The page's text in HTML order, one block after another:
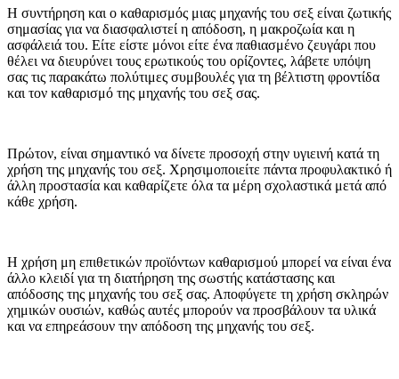
Η συντήρηση και ο καθαρισμός μιας μηχανής του σεξ είναι ζωτικής
σημασίας για να διασφαλιστεί η απόδοση, η μακροζωία και η
ασφάλειά του. Είτε είστε μόνοι είτε ένα παθιασμένο ζευγάρι που
θέλει να διευρύνει τους ερωτικούς του ορίζοντες, λάβετε υπόψη
σας τις παρακάτω πολύτιμες συμβουλές για τη βέλτιστη φροντίδα
και τον καθαρισμό της μηχανής του σεξ σας.
Πρώτον, είναι σημαντικό να δίνετε προσοχή στην υγιεινή κατά τη
χρήση της μηχανής του σεξ. Χρησιμοποιείτε πάντα προφυλακτικό ή
άλλη προστασία και καθαρίζετε όλα τα μέρη σχολαστικά μετά από
κάθε χρήση.
Η χρήση μη επιθετικών προϊόντων καθαρισμού μπορεί να είναι ένα
άλλο κλειδί για τη διατήρηση της σωστής κατάστασης και
απόδοσης της μηχανής του σεξ σας. Αποφύγετε τη χρήση σκληρών
χημικών ουσιών, καθώς αυτές μπορούν να προσβάλουν τα υλικά
και να επηρεάσουν την απόδοση της μηχανής του σεξ.